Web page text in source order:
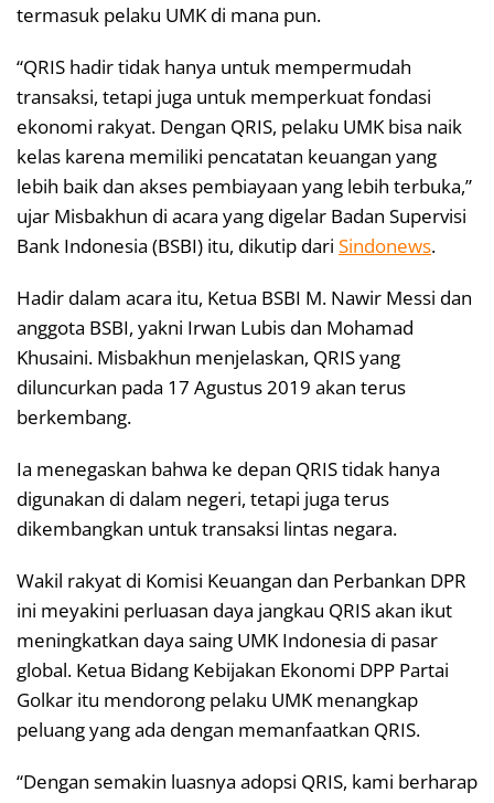
termasuk pelaku UMK di mana pun.
“QRIS hadir tidak hanya untuk mempermudah
transaksi, tetapi juga untuk memperkuat fondasi
ekonomi rakyat. Dengan QRIS, pelaku UMK bisa naik
kelas karena memiliki pencatatan keuangan yang
lebih baik dan akses pembiayaan yang lebih terbuka,”
ujar Misbakhun di acara yang digelar Badan Supervisi
Bank Indonesia (BSBI) itu, dikutip dari Sindonews.
Hadir dalam acara itu, Ketua BSBI M. Nawir Messi dan
anggota BSBI, yakni Irwan Lubis dan Mohamad
Khusaini. Misbakhun menjelaskan, QRIS yang
diluncurkan pada 17 Agustus 2019 akan terus
berkembang.
Ia menegaskan bahwa ke depan QRIS tidak hanya
digunakan di dalam negeri, tetapi juga terus
dikembangkan untuk transaksi lintas negara.
Wakil rakyat di Komisi Keuangan dan Perbankan DPR
ini meyakini perluasan daya jangkau QRIS akan ikut
meningkatkan daya saing UMK Indonesia di pasar
global. Ketua Bidang Kebijakan Ekonomi DPP Partai
Golkar itu mendorong pelaku UMK menangkap
peluang yang ada dengan memanfaatkan QRIS.
“Dengan semakin luasnya adopsi QRIS, kami berharap